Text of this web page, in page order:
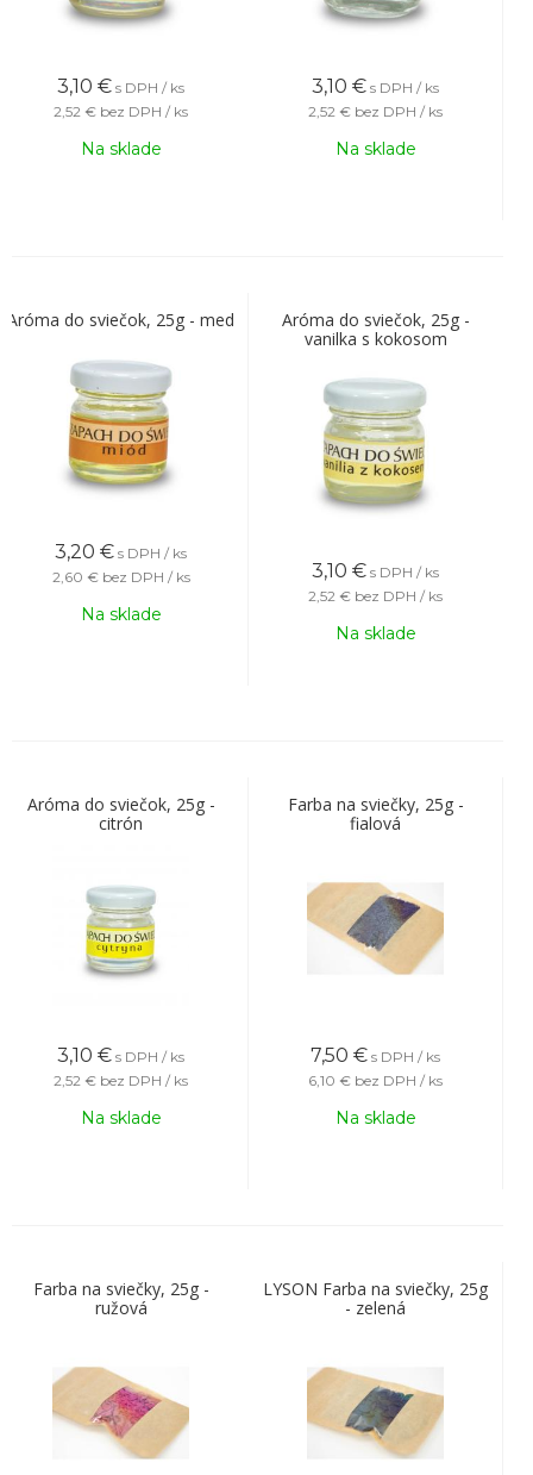
3,10 € s DPH / ks
2,52 € bez DPH / ks
Na sklade
3,10 € s DPH / ks
2,52 € bez DPH / ks
Na sklade
Aróma do sviečok, 25g - med
3,20 € s DPH / ks
2,60 € bez DPH / ks
Na sklade
Aróma do sviečok, 25g -
vanilka s kokosom
3,10 € s DPH / ks
2,52 € bez DPH / ks
Na sklade
Aróma do sviečok, 25g -
citrón
3,10 € s DPH / ks
2,52 € bez DPH / ks
Na sklade
Farba na sviečky, 25g -
fialová
7,50 € s DPH / ks
6,10 € bez DPH / ks
Na sklade
Farba na sviečky, 25g -
ružová
LYSON Farba na sviečky, 25g
- zelená